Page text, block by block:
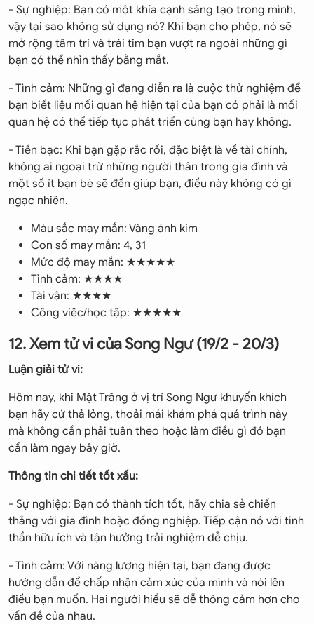
- Sự nghiệp: Bạn có một khía cạnh sáng tạo trong mình,
vậy tại sao không sử dụng nó? Khi bạn cho phép, nó sẽ
mở rộng tâm trí và trái tim bạn vượt ra ngoài những gì
bạn có thể nhìn thấy bằng mắt.
- Tình cảm: Những gì đang diễn ra là cuộc thử nghiệm để
bạn biết liệu mối quan hệ hiện tại của bạn có phải là mối
quan hệ có thể tiếp tục phát triển cùng bạn hay không.
- Tiền bạc: Khi bạn gặp rắc rối, đặc biệt là về tài chính,
không ai ngoại trừ những người thân trong gia đình và
một số ít bạn bè sẽ đến giúp bạn, điều này không có gì
ngạc nhiên.
Màu sắc may mắn: Vàng ánh kim
Con số may mắn: 4, 31
Mức độ may mắn: ★★★★★
Tình cảm: ★★★★
Tài vận: ★★★★
Công việc/học tập: ★★★★★
12. Xem tử vi của Song Ngư (19/2 - 20/3)
Luận giải tử vi:
Hôm nay, khi Mặt Trăng ở vị trí Song Ngư khuyến khích
bạn hãy cứ thả lỏng, thoải mái khám phá quá trình này
mà không cần phải tuân theo hoặc làm điều gì đó bạn
cần làm ngay bây giờ.
Thông tin chi tiết tốt xấu:
- Sự nghiệp: Bạn có thành tích tốt, hãy chia sẻ chiến
thắng với gia đình hoặc đồng nghiệp. Tiếp cận nó với tinh
thần hữu ích và tận hưởng trải nghiệm dễ chịu.
- Tình cảm: Với năng lượng hiện tại, bạn đang được
hướng dẫn để chấp nhận cảm xúc của mình và nói lên
điều bạn muốn. Hai người hiểu sẽ dễ thông cảm hơn cho
vấn đề của nhau.